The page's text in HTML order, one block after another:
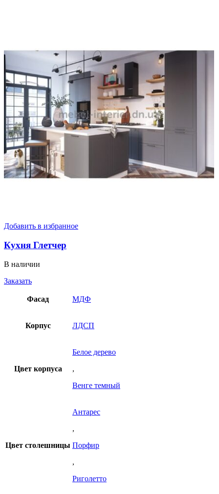
Добавить в избранное
Кухня Глетчер
В наличии
Заказать
Фасад МДФ
Корпус ЛДСП
Цвет корпуса
Белое дерево
,
Венге темный
Цвет столешницы
Антарес
,
Порфир
,
Риголетто